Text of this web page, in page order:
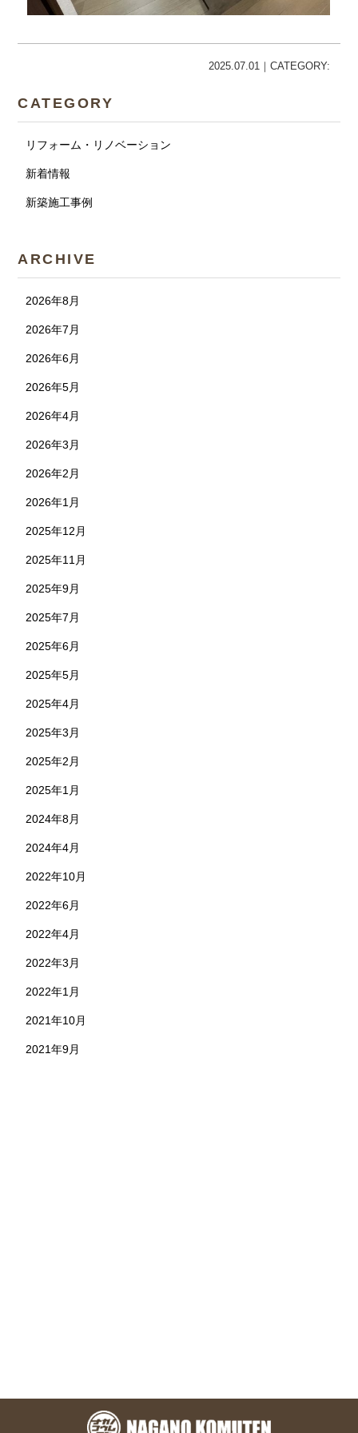
2025.07.01｜CATEGORY:
CATEGORY
リフォーム・リノベーション
新着情報
新築施工事例
ARCHIVE
2026年8月
2026年7月
2026年6月
2026年5月
2026年4月
2026年3月
2026年2月
2026年1月
2025年12月
2025年11月
2025年9月
2025年7月
2025年6月
2025年5月
2025年4月
2025年3月
2025年2月
2025年1月
2024年8月
2024年4月
2022年10月
2022年6月
2022年4月
2022年3月
2022年1月
2021年10月
2021年9月